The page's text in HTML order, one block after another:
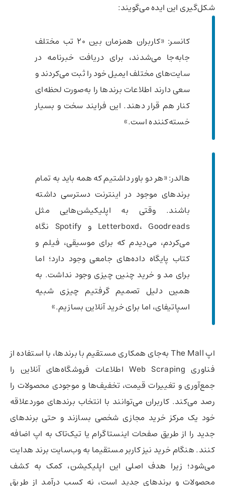
شکل‌گیری این ایده می‌گویند:
کانسر: «کاربران همزمان بین ۲۰ تب مختلف
جابه‌جا می‌شدند، برای دریافت خبرنامه در
سایت‌های مختلف ایمیل خود را ثبت می‌کردند و
سعی دارند اطلاعات برندها را به‌صورت لحظه‌ای
کنار هم قرار دهند. این فرایند سخت و بسیار
خسته‌کننده است.»
هالدر: «هر دو باور داشتیم که همه باید به تمام
برندهای موجود در اینترنت دسترسی داشته
باشند. وقتی به اپلیکیشن‌هایی مثل
Letterboxd، Goodreads و Spotify نگاه
می‌کردم، می‌دیدم که برای موسیقی، فیلم و
کتاب پایگاه داده‌های جامعی وجود دارد؛ اما
برای مد و خرید چنین چیزی وجود نداشت. به
همین دلیل تصمیم گرفتیم چیزی شبیه
اسپاتیفای، اما برای خرید آنلاین بسازیم.»
اپ The Mall به‌جای همکاری مستقیم با برندها، با استفاده از
فناوری Web Scraping اطلاعات فروشگاه‌های آنلاین را
جمع‌آوری و تغییرات قیمت، تخفیف‌ها و موجودی محصولات را
رصد می‌کند. کاربران می‌توانند با انتخاب برندهای موردعلاقه
خود یک مرکز خرید مجازی شخصی بسازند و حتی برندهای
جدید را از طریق صفحات اینستاگرام یا تیک‌تاک به اپ اضافه
کنند. هنگام خرید نیز کاربر مستقیما به وب‌سایت برند هدایت
می‌شود؛ زیرا هدف اصلی این اپلیکیشن، کمک به کشف
محصولات و برندهای جدید است، نه کسب درآمد از طریق